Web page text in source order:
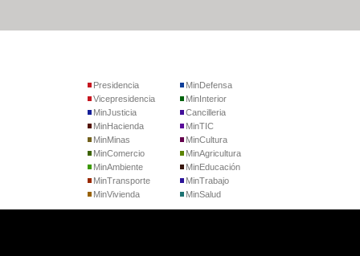
Presidencia
Vicepresidencia
MinJusticia
MinDefensa
MinInterior
Cancilleria
MinHacienda
MinMinas
MinComercio
MinTIC
MinCultura
MinAgricultura
MinAmbiente
MinTransporte
MinVivienda
MinEducación
MinTrabajo
MinSalud